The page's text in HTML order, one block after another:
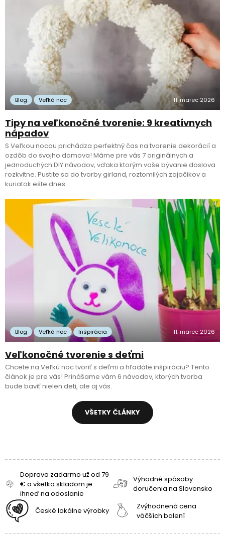
Blog Veľká noc 11. marec 2026
Tipy na veľkonočné tvorenie: 9 kreatívnych
nápadov
S Veľkou nocou prichádza perfektný čas na tvorenie dekorácií a
ozdôb do svojho domova! Máme pre vás 7 originálnych a
jednoduchých DIY návodov, vďaka ktorým vaše bývanie doslova
rozkvitne. Pustite sa do tvorby girland, roztomilých zajačikov a
kuriatok ešte dnes.
Blog Veľká noc Inšpirácia 11. marec 2026
Veľkonočné tvorenie s deťmi
Chcete na Veľkú noc tvoriť s deťmi a hľadáte inšpiráciu? Tento
článok je pre vás! Prinášame vám 6 návodov, ktorých tvorba
bude baviť nielen deti, ale aj vás.
VŠETKY ČLÁNKY
Doprava zadarmo už od 79
€ a všetko skladom je
ihneď na odoslanie
Výhodné spôsoby
doručenia na Slovensko
České lokálne výrobky
Zvýhodnená cena
väčších balení